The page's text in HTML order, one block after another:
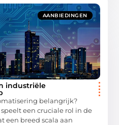
AANBIEDINGEN
industriële
belangrijk?
een cruciale rol in de
een breed scala aan